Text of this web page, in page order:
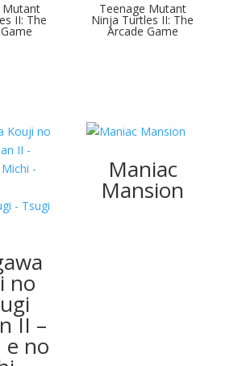
Mutant
II: The
Teenage Mutant
Ninja Turtles II: The
Arcade Game
no
II –
e no
Maniac
Mansion